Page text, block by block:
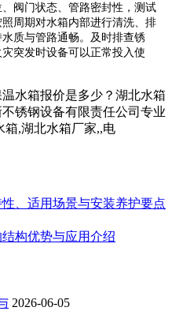
阀门状态、管路密封性，测试
周期对水箱内部进行清洗、排
质与管路通畅。及时排查锈
突发时设备可以正常投入使
水箱报价是多少？湖北水箱
锈钢设备有限责任公司专业
箱,湖北水箱厂家,,电
、适用场景与安装养护要点
构优势与应用介绍
2026-06-05